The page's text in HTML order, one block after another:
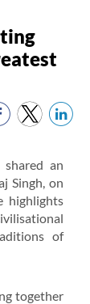
an
Singh, on
highlights
of
together